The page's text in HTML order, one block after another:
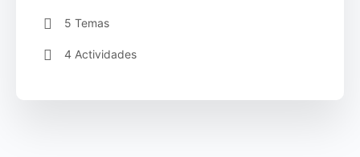
5 Temas
4 Actividades